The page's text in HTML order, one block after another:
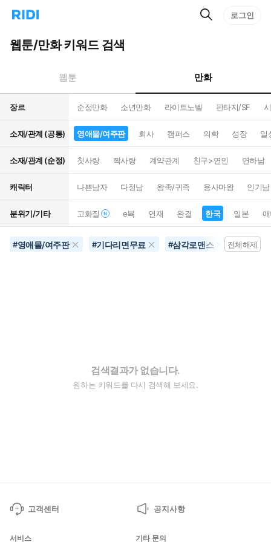
리
홈
으
턴
트
검
로그인
웹툰/만화 키워드 검색
웹툰 만화
장르 순정만화 소년만화 라이트노벨 판타지/SF
소재/관계 (공통) 영애물/여주판 회사 캠퍼스 의학 성장 일
소재/관계 (순정) 첫사랑 짝사랑 계약관계 친구>연인 연하남
캐릭터 나쁜남자 다정남 왕족/귀족 용사마왕 인기남
분위기/기타 고화질 e북 연재 완결 한국 일본
#영애물/여주판 #기다리면무료 #삼각로맨스 #4컷만화
전체해제
검색결과가 없습니다.
원하는 키워드를 다시 검색해 보세요.
고객센터 공지사항
서비스 기타 문의